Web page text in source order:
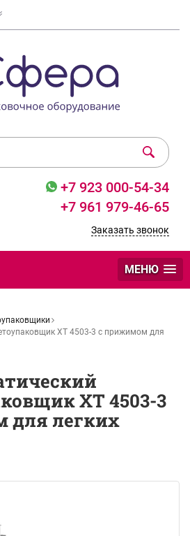
+7 923 000-54-34
+7 961 979-46-65
Заказать звонок
МЕНЮ
XT 4503-3 с прижимом для
XT 4503-3
для легких